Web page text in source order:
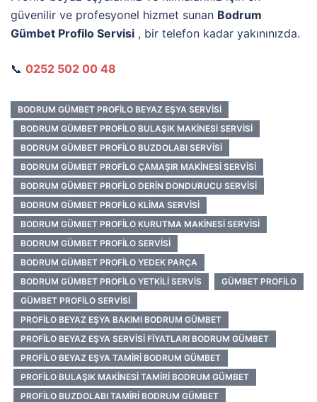
güvenilir ve profesyonel hizmet sunan Bodrum
Gümbet Profilo Servisi , bir telefon kadar yakınınızda.
📞 0252 502 00 48
BODRUM GÜMBET PROFILO BEYAZ EŞYA SERVISI
BODRUM GÜMBET PROFILO BULAŞIK MAKINESI SERVISI
BODRUM GÜMBET PROFILO BUZDOLABI SERVISI
BODRUM GÜMBET PROFILO ÇAMAŞIR MAKINESI SERVISI
BODRUM GÜMBET PROFILO DERIN DONDURUCU SERVISI
BODRUM GÜMBET PROFILO KLIMA SERVISI
BODRUM GÜMBET PROFILO KURUTMA MAKINESI SERVISI
BODRUM GÜMBET PROFILO SERVISI
BODRUM GÜMBET PROFILO YEDEK PARÇA
BODRUM GÜMBET PROFILO YETKILI SERVIS
GÜMBET PROFILO
GÜMBET PROFILO SERVISI
PROFILO BEYAZ EŞYA BAKIMI BODRUM GÜMBET
PROFILO BEYAZ EŞYA SERVISI FIYATLARI BODRUM GÜMBET
PROFILO BEYAZ EŞYA TAMIRI BODRUM GÜMBET
PROFILO BULAŞIK MAKINESI TAMIRI BODRUM GÜMBET
PROFILO BUZDOLABI TAMIRI BODRUM GÜMBET